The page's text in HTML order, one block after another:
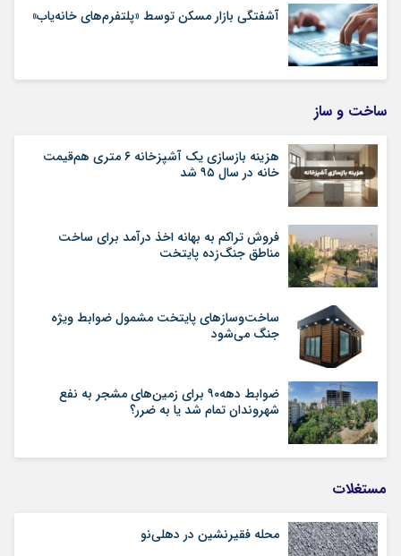
آشفتگی بازار مسکن توسط «پلتفرم‌های خانه‌یاب»
ساخت و ساز
هزینه بازسازی یک آشپزخانه ۶ متری هم‌قیمت
خانه در سال ۹۵ شد
فروش تراکم به بهانه اخذ درآمد برای ساخت
مناطق جنگ‌زده پایتخت
ساخت‌وسازهای پایتخت مشمول ضوابط ویژه
جنگ می‌شود
ضوابط دهه۹۰ برای زمین‌های مشجر به نفع
شهروندان تمام شد یا به ضرر؟
مستغلات
محله فقیرنشین در دهلی‏‌نو